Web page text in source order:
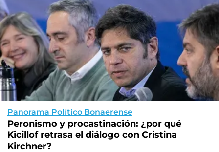
Panorama Político Bonaerense
Peronismo y procastinación: ¿por qué
Kicillof retrasa el diálogo con Cristina
Kirchner?